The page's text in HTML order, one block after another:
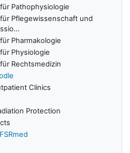
Pathophysiologie
Pflegewissenschaft und
Pharmakologie
Physiologie
Rechtsmedizin
Clinics
Protection